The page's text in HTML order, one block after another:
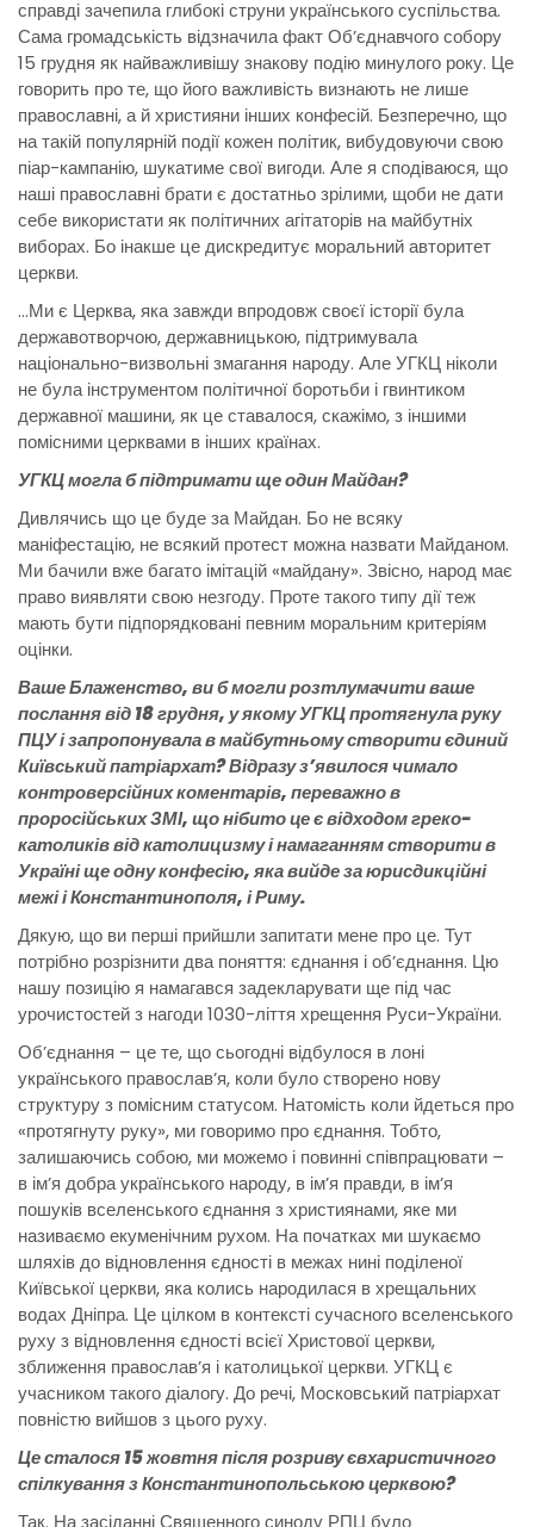
справді зачепила глибокі струни українського суспільства.
Сама громадськість відзначила факт Об’єднавчого собору
15 грудня як найважливішу знакову подію минулого року. Це
говорить про те, що його важливість визнають не лише
православні, а й християни інших конфесій. Безперечно, що
на такій популярній події кожен політик, вибудовуючи свою
піар-кампанію, шукатиме свої вигоди. Але я сподіваюся, що
наші православні брати є достатньо зрілими, щоби не дати
себе використати як політичних агітаторів на майбутніх
виборах. Бо інакше це дискредитує моральний авторитет
церкви.
…Ми є Церква, яка завжди впродовж своєї історії була
державотворчою, державницькою, підтримувала
національно-визвольні змагання народу. Але УГКЦ ніколи
не була інструментом політичної боротьби і гвинтиком
державної машини, як це ставалося, скажімо, з іншими
помісними церквами в інших країнах.
УГКЦ могла б підтримати ще один Майдан?
Дивлячись що це буде за Майдан. Бо не всяку
маніфестацію, не всякий протест можна назвати Майданом.
Ми бачили вже багато імітацій «майдану». Звісно, народ має
право виявляти свою незгоду. Проте такого типу дії теж
мають бути підпорядковані певним моральним критеріям
оцінки.
Ваше Блаженство, ви б могли розтлумачити ваше
послання від 18 грудня, у якому УГКЦ протягнула руку
ПЦУ і запропонувала в майбутньому створити єдиний
Київський патріархат? Відразу з’явилося чимало
контроверсійних коментарів, переважно в
проросійських ЗМІ, що нібито це є відходом греко-
католиків від католицизму і намаганням створити в
Україні ще одну конфесію, яка вийде за юрисдикційні
межі і Константинополя, і Риму.
Дякую, що ви перші прийшли запитати мене про це. Тут
потрібно розрізнити два поняття: єднання і об’єднання. Цю
нашу позицію я намагався задекларувати ще під час
урочистостей з нагоди 1030-ліття хрещення Руси-України.
Об’єднання – це те, що сьогодні відбулося в лоні
українського православ’я, коли було створено нову
структуру з помісним статусом. Натомість коли йдеться про
«протягнуту руку», ми говоримо про єднання. Тобто,
залишаючись собою, ми можемо і повинні співпрацювати –
в ім’я добра українського народу, в ім’я правди, в ім’я
пошуків вселенського єднання з християнами, яке ми
називаємо екуменічним рухом. На початках ми шукаємо
шляхів до відновлення єдності в межах нині поділеної
Київської церкви, яка колись народилася в хрещальних
водах Дніпра. Це цілком в контексті сучасного вселенського
руху з відновлення єдності всієї Христової церкви,
зближення православ’я і католицької церкви. УГКЦ є
учасником такого діалогу. До речі, Московський патріархат
повністю вийшов з цього руху.
Це сталося 15 жовтня після розриву євхаристичного
спілкування з Константинопольською церквою?
Так. На засіданні Священного синоду РПЦ було